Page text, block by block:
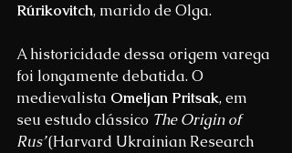
Rúrikovitch, marido de Olga.
A historicidade dessa origem varega
foi longamente debatida. O
medievalista Omeljan Pritsak, em
seu estudo clássico The Origin of
Rus’ (Harvard Ukrainian Research